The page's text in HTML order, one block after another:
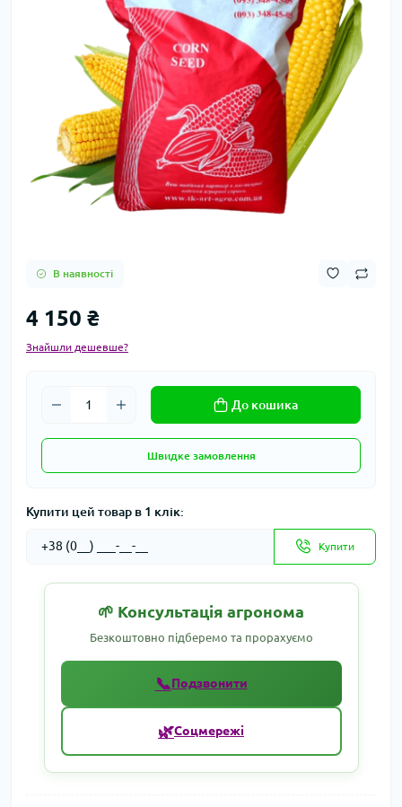
В наявності
4 150 ₴
Знайшли дешевше?
До кошика
Швидке замовлення
Купити цей товар в 1 клік:
Купити
🌱 Консультація агронома
Безкоштовно підберемо та прорахуємо
📞Подзвонити
🌿Соцмережі